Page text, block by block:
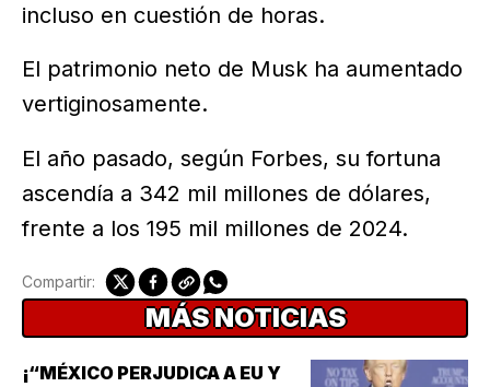
incluso en cuestión de horas.
El patrimonio neto de Musk ha aumentado
vertiginosamente.
El año pasado, según Forbes, su fortuna
ascendía a 342 mil millones de dólares,
frente a los 195 mil millones de 2024.
Compartir:
MÁS NOTICIAS
¡“MÉXICO PERJUDICA A EU Y